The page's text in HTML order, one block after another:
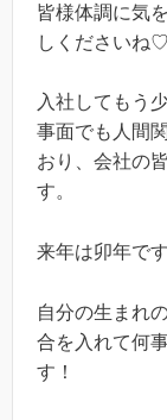
皆様体調に気
しくださいね♡
入社してもう
事面でも人間
おり、会社の
す。
来年は卯年です
自分の生まれ
合を入れて何
す！